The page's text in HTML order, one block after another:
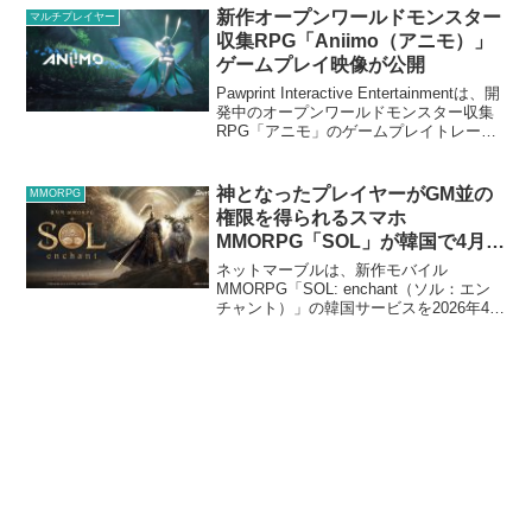
シア向けに実施すると発表し...
マルチプレイヤー
新作オープンワールドモンスター
収集RPG「Aniimo（アニモ）」
ゲームプレイ映像が公開
Pawprint Interactive Entertainmentは、開
発中のオープンワールドモンスター収集
RPG「アニモ」のゲームプレイトレーラ
きる。アニモは、収...
MMORPG
神となったプレイヤーがGM並の
権限を得られるスマホ
MMORPG「SOL」が韓国で4月に
サービス開始
ネットマーブルは、新作モバイル
MMORPG「SOL: enchant（ソル：エン
チャント）」の韓国サービスを2026年4月